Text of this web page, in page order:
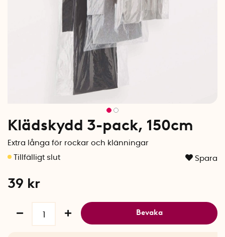
Klädskydd 3-pack, 150cm
Extra långa för rockar och klänningar
Spara
39 kr
Bevaka